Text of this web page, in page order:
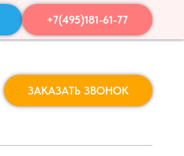
+7(495)181-61-77
ЗАКАЗАТЬ ЗВОНОК